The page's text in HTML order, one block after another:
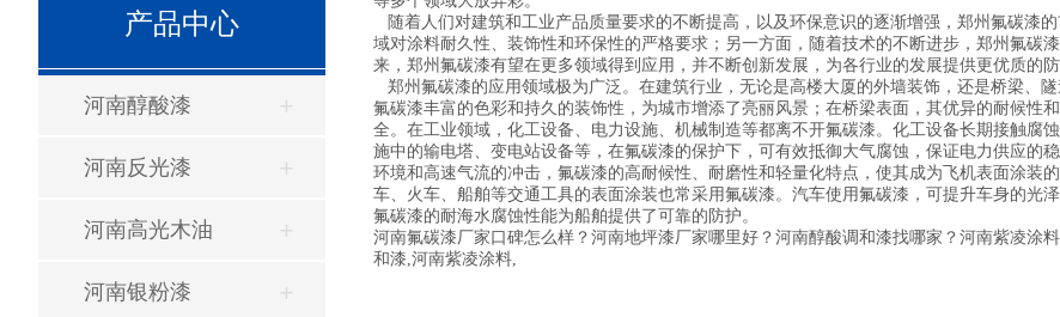
产品中心
河南醇酸漆
河南反光漆
河南高光木油
河南银粉漆
随着人们对建筑和工业产品质量要求的不断提高，以及环保意识的逐渐增强，郑州氟碳漆
域对涂料耐久性、装饰性和环保性的严格要求；另一方面，随着技术的不断进步，郑州氟碳
来，郑州氟碳漆有望在更多领域得到应用，并不断创新发展，为各行业的发展提供更优质的防
郑州氟碳漆的应用领域极为广泛。在建筑行业，无论是高楼大厦的外墙装饰，还是桥梁、
氟碳漆丰富的色彩和持久的装饰性，为城市增添了亮丽风景；在桥梁表面，其优异的耐候性
全。在工业领域，化工设备、电力设施、机械制造等都离不开氟碳漆。化工设备长期接触腐
施中的输电塔、变电站设备等，在氟碳漆的保护下，可有效抵御大气腐蚀，保证电力供应的
环境和高速气流的冲击，氟碳漆的高耐候性、耐磨性和轻量化特点，使其成为飞机表面涂装
车、火车、船舶等交通工具的表面涂装也常采用氟碳漆。汽车使用氟碳漆，可提升车身的光
氟碳漆的耐海水腐蚀性能为船舶提供了可靠的防护。
河南氟碳漆厂家口碑怎么样？河南地坪漆厂家哪里好？河南醇酸调和漆找哪家？河南紫凌涂
和漆,河南紫凌涂料,